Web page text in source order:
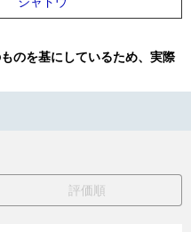
のを基にしているため、実際
評価順